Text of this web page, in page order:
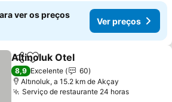
ver os preços
Ver preços
PartilharAdicionar aos favoritos
Altinoluk Otel
8,9 Excelente
60
Altınoluk, a 15.2 km de Akçay
Serviço de restaurante 24 horas